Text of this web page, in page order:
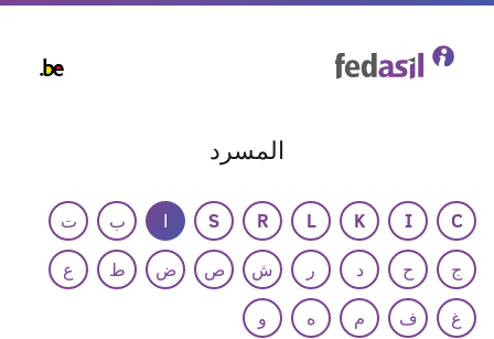
المسرد
C
I
K
L
R
S ا ب
ت
ج
ح د ر ش ص ض ط
ع
غ
ف م ه و